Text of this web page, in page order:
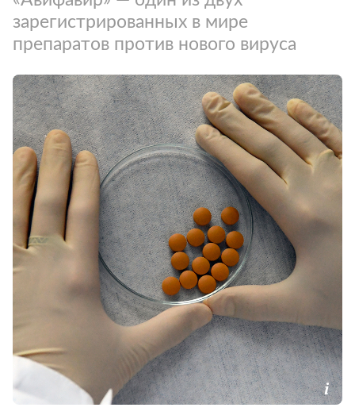
зарегистрированных в мире
препаратов против нового вируса